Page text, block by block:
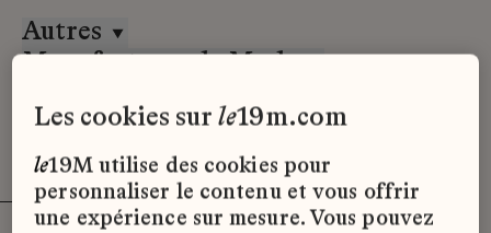
Autres
Manufactures de Mode
les cookies surle19m.com
le19M utilise des cookies pour
personnaliser le contenu et vous offrir
une expérience sur mesure. Vous pouvez